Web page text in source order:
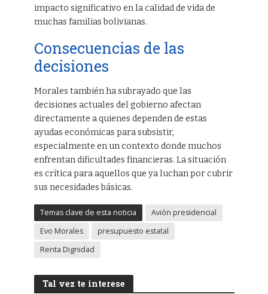
impacto significativo en la calidad de vida de
muchas familias bolivianas.
Consecuencias de las
decisiones
Morales también ha subrayado que las
decisiones actuales del gobierno afectan
directamente a quienes dependen de estas
ayudas económicas para subsistir,
especialmente en un contexto donde muchos
enfrentan dificultades financieras. La situación
es crítica para aquellos que ya luchan por cubrir
sus necesidades básicas.
Temas clave de esta noticia
Avión presidencial
Evo Morales
presupuesto estatal
Renta Dignidad
Tal vez te interese